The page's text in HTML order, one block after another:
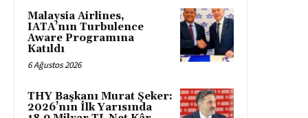
Malaysia Airlines,
IATA’nın Turbulence
Aware Programına
Katıldı
6 Ağustos 2026
THY Başkanı Murat Şeker:
2026’nın İlk Yarısında